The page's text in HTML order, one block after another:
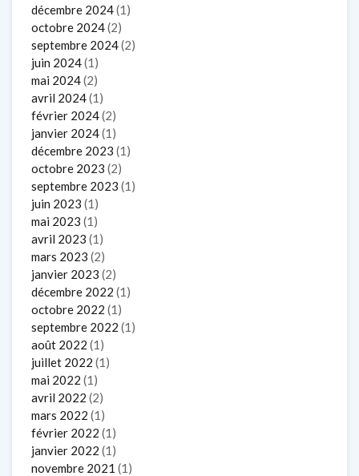
décembre 2024(1)
octobre 2024(2)
septembre 2024(2)
juin 2024(1)
mai 2024(2)
avril 2024(1)
février 2024(2)
janvier 2024(1)
décembre 2023 (1)
octobre 2023 (2)
septembre 2023 (1)
juin 2023 (1)
mai 2023 (1)
avril 2023 (1)
mars 2023 (2)
janvier 2023 (2)
décembre 2022 (1)
octobre 2022 (1)
septembre 2022 (1)
août 2022 (1)
juillet 2022 (1)
mai 2022 (1)
avril 2022 (2)
mars 2022 (1)
février 2022 (1)
janvier 2022 (1)
novembre 2021 (1)